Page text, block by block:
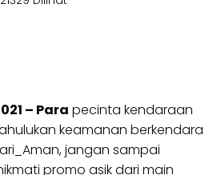
– Para pecinta kendaraan
keamanan berkendara
jangan sampai
promo asik dari main